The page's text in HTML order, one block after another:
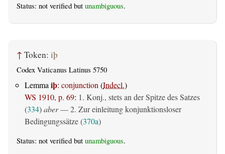
Status: not verified but unambiguous.
↑ Token: iþ
Codex Vaticanus Latinus 5750
Lemma iþ: conjunction (Indecl.)
WS 1910, p. 69: 1. Konj., stets an der Spitze des Satzes
(334)aber— 2. Zur einleitung konjunktionsloser
Bedingungssätze (370a)
Status: not verified but unambiguous.